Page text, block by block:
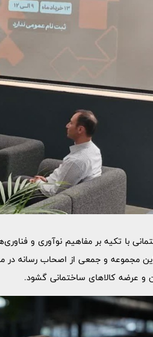
با تکیه بر مفاهیم نوآوری و
مجموعه و جمعی از اصحاب رسانه
و عرضه کالاهای ساختمانی گشود.